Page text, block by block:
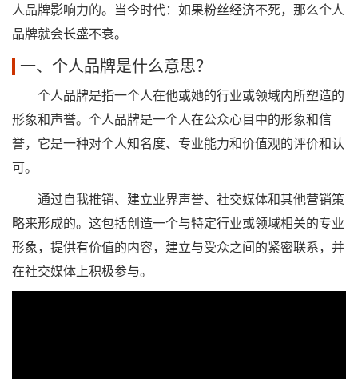
人品牌影响力的。当今时代：如果粉丝经济不死，那么个人
品牌就会长盛不衰。
一、个人品牌是什么意思？
个人品牌是指一个人在他或她的行业或领域内所塑造的
形象和声誉。个人品牌是一个人在公众心目中的形象和信
誉，它是一种对个人知名度、专业能力和价值观的评价和认
可。
通过自我推销、建立业界声誉、社交媒体和其他营销策
略来形成的。这包括创造一个与特定行业或领域相关的专业
形象，提供有价值的内容，建立与受众之间的紧密联系，并
在社交媒体上积极参与。